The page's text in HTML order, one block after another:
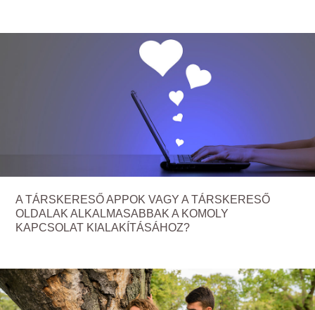
A TÁRSKERESŐ APPOK VAGY A TÁRSKERESŐ
OLDALAK ALKALMASABBAK A KOMOLY
KAPCSOLAT KIALAKÍTÁSÁHOZ?